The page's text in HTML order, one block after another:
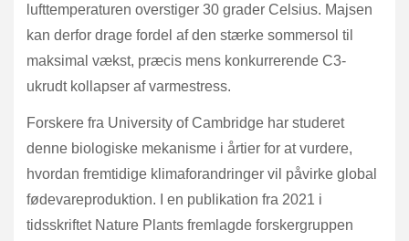
lufttemperaturen overstiger 30 grader Celsius. Majsen
kan derfor drage fordel af den stærke sommersol til
maksimal vækst, præcis mens konkurrerende C3-
ukrudt kollapser af varmestress.
Forskere fra University of Cambridge har studeret
denne biologiske mekanisme i årtier for at vurdere,
hvordan fremtidige klimaforandringer vil påvirke global
fødevareproduktion. I en publikation fra 2021 i
tidsskriftet Nature Plants fremlagde forskergruppen